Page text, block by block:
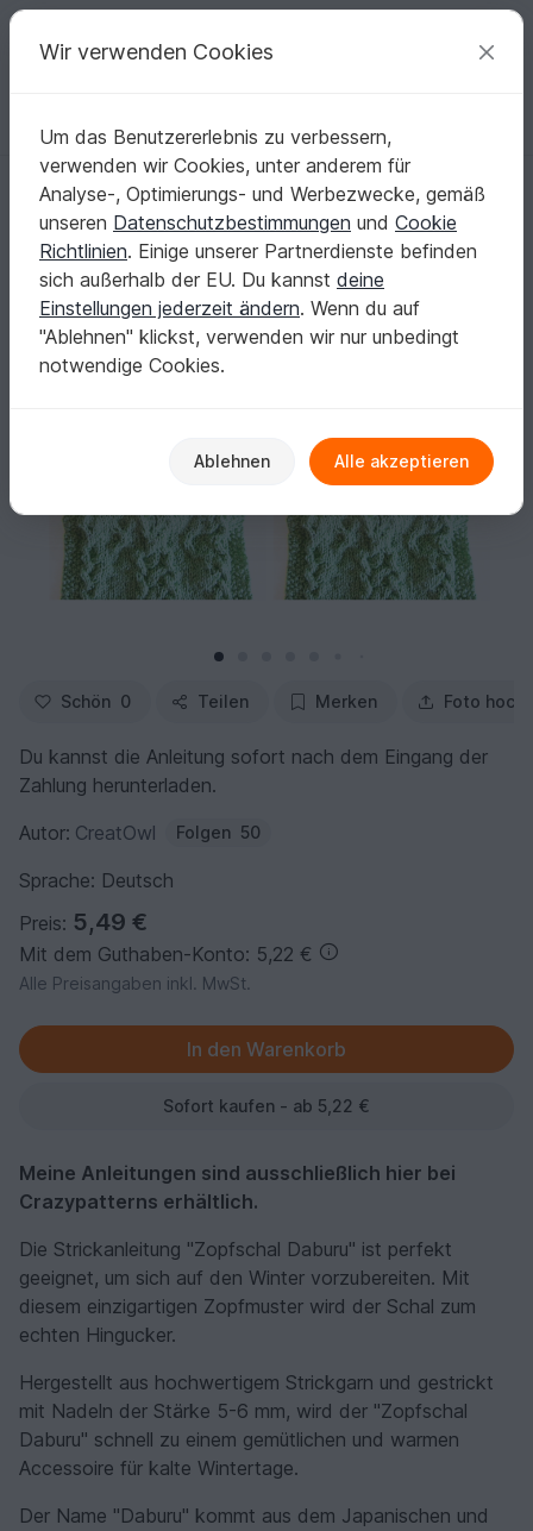
Deine kreativen Ideen
Deutsch | € (EUR) einloggen Kostenlos registrieren
Startseite Stricken Schals Weitere Schals
Strickanleitung für den trendigen Daburu Zopfschal
Strickanleitung für den trendigen Daburu
Zopfschal
Schön 0 Teilen Merken Foto
Du kannst die Anleitung sofort nach dem Eingang der
Zahlung herunterladen.
Autor: CreatOwl Folgen 50
Sprache: Deutsch
Preis: 5,49 €
Mit dem Guthaben-Konto: 5,22 €
Alle Preisangaben inkl. MwSt.
Sofort kaufen - ab 5,22 €
Meine Anleitungen sind ausschließlich hier bei
Crazypatterns erhältlich.
Die Strickanleitung "Zopfschal Daburu" ist perfekt
geeignet, um sich auf den Winter vorzubereiten. Mit
diesem einzigartigen Zopfmuster wird der Schal zum
echten Hingucker.
Hergestellt aus hochwertigem Strickgarn und gestrickt
mit Nadeln der Stärke 5-6 mm, wird der "Zopfschal
Daburu" schnell zu einem gemütlichen und warmen
Accessoire für kalte Wintertage.
Der Name "Daburu" kommt aus dem Japanischen und
Wir verwenden Cookies
Um das Benutzererlebnis zu verbessern,
verwenden wir Cookies, unter anderem für
Analyse-, Optimierungs- und Werbezwecke, gemäß
unseren Datenschutzbestimmungen und Cookie
Richtlinien. Einige unserer Partnerdienste befinden
sich außerhalb der EU. Du kannst deine
Einstellungen jederzeit ändern. Wenn du auf
"Ablehnen" klickst, verwenden wir nur unbedingt
notwendige Cookies.
Ablehnen Alle akzeptieren